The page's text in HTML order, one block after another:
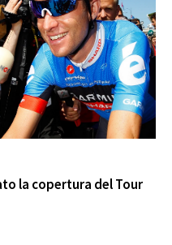
la copertura del Tour